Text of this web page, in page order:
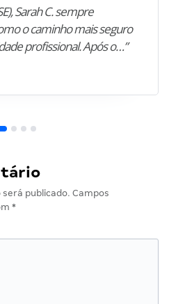
Sarah C. sempre
o caminho mais seguro
profissional. Após o…”
publicado. Campos
*